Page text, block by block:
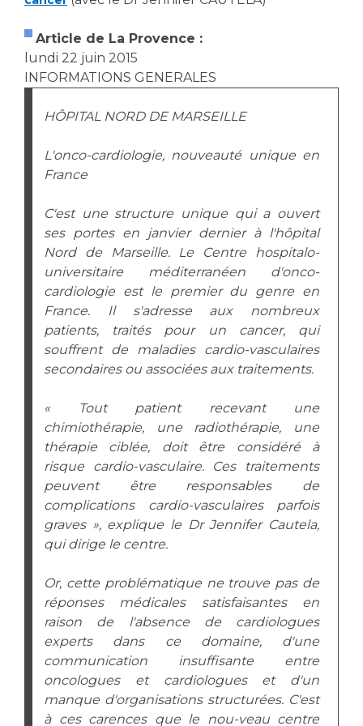
Salon des familles
Transports sanitaires
Vos droits, vos devoirs
Handicap
Handi 13
Pôle Médecine Physique et Réadaptation
Charte Romain Jacob
Mouvement Parcours Handicap 13
Activité physique
Cancer
Médecine nucléaire
Maladies rares
Maternité Hôpital Nord
Vos représentants
La Commission Des Usagers (CDU)
Les Comités Locaux des Usagers
Les structures de recherche
Écoles et Instituts de Formation
Adresser un patient
Réseaux de soins
Adresser un examen au Laboratoire de Biologie
Médicale
Radiologie / Imagerie
Cancérologie
Les pôles d'activité médicale
Adresser un examen au Laboratoire d'Infectiologie
Centres de référence Maladies Rares
Plateforme d'Expertise Maladies Rares
Presse / Multimédia
Dossiers de presse
Médiathèque
Fournisseurs
Rôles et missions
Article de La Provence :
lundi 22 juin 2015
INFORMATIONS GENERALES
HÔPITAL NORD DE MARSEILLE
L'onco-cardiologie, nouveauté unique en
France
C'est une structure unique qui a ouvert
ses portes en janvier dernier à l'hôpital
Nord de Marseille. Le Centre hospitalo-
universitaire méditerranéen d'onco-
cardiologie est le premier du genre en
France. Il s'adresse aux nombreux
patients, traités pour un cancer, qui
souffrent de maladies cardio-vasculaires
secondaires ou associées aux traitements.
« Tout patient recevant une
chimiothérapie, une radiothérapie, une
thérapie ciblée, doit être considéré à
risque cardio-vasculaire. Ces traitements
peuvent être responsables de
complications cardio-vasculaires parfois
graves », explique le Dr Jennifer Cautela,
qui dirige le centre.
Or, cette problématique ne trouve pas de
réponses médicales satisfaisantes en
raison de l'absence de cardiologues
experts dans ce domaine, d'une
communication insuffisante entre
oncologues et cardiologues et d'un
manque d'organisations structurées. C'est
à ces carences que le nou-veau centre